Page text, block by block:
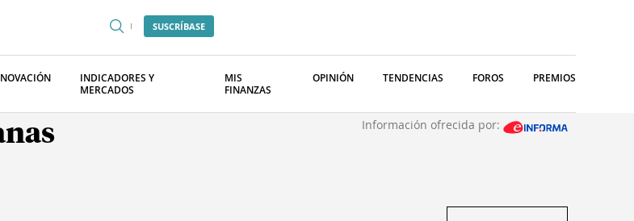
SUSCRÍBASE
INDICADORES Y
MERCADOS
MIS
FINANZAS
OPINIÓN TENDENCIAS FOROS PREMIOS
Información ofrecida por: